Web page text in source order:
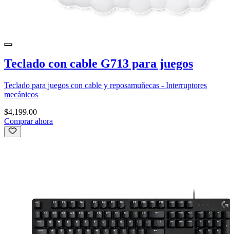
Teclado con cable G713 para juegos
Teclado para juegos con cable y reposamuñecas - Interruptores
mecánicos
$4,199.00
Comprar ahora